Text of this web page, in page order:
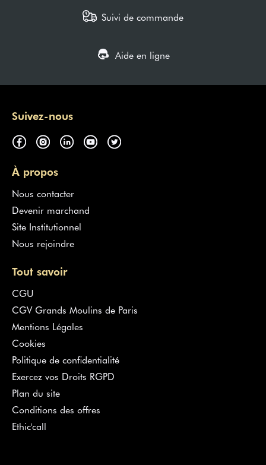
Suivi de commande
Aide en ligne
Suivez-nous
À propos
Nous contacter
Devenir marchand
Site Institutionnel
Nous rejoindre
Tout savoir
CGU
CGV Grands Moulins de Paris
Mentions Légales
Cookies
Politique de confidentialité
Exercez vos Droits RGPD
Plan du site
Conditions des offres
Ethic'call